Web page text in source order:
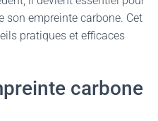
son empreinte carbone. Cet
pratiques et efficaces
carbone